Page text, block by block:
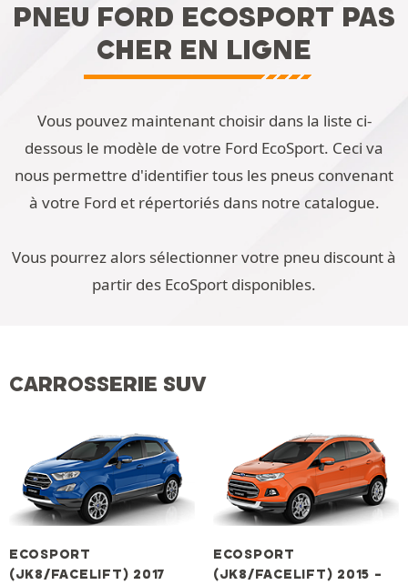
PNEU FORD ECOSPORT PAS
CHER EN LIGNE
Vous pouvez maintenant choisir dans la liste ci-
dessous le modèle de votre Ford EcoSport. Ceci va
nous permettre d'identifier tous les pneus convenant
à votre Ford et répertoriés dans notre catalogue.
Vous pourrez alors sélectionner votre pneu discount à
partir des EcoSport disponibles.
CARROSSERIE SUV
ECOSPORT
(JK8/FACELIFT) 2017
ECOSPORT
(JK8/FACELIFT) 2015 -